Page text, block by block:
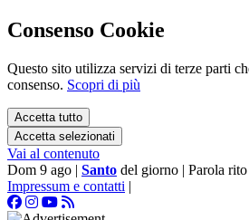
Consenso Cookie
Questo sito utilizza servizi di terze parti
consenso. Scopri di più
Accetta tutto
Accetta selezionati
Vai al contenuto
Dom 9 ago | Santo del giorno | Parola rito
Impressum e contatti |